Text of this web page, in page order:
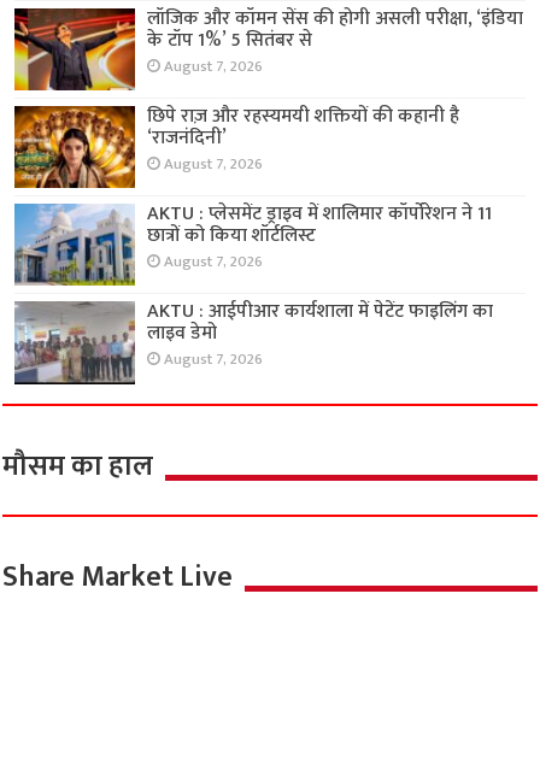
लॉजिक और कॉमन सेंस की होगी असली परीक्षा, ‘इंडिया
के टॉप 1%’ 5 सितंबर से
August 7, 2026
छिपे राज़ और रहस्यमयी शक्तियों की कहानी है
‘राजनंदिनी’
August 7, 2026
AKTU : प्लेसमेंट ड्राइव में शालिमार कॉर्पोरेशन ने 11
छात्रों को किया शॉर्टलिस्ट
August 7, 2026
AKTU : आईपीआर कार्यशाला में पेटेंट फाइलिंग का
लाइव डेमो
August 7, 2026
मौसम का हाल
Share Market Live